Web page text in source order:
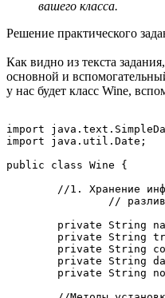
вашего класса.
Решение практического
Как видно из текста
основной и
у нас будет класс Wine,
import
import java.util.Date;
public class Wine {